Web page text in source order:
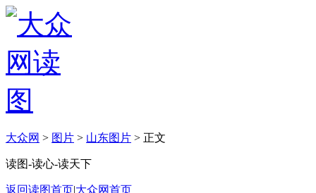
大众网 > 图片 > 山东图片 > 正文
读图-读心-读天下
返回读图首页|大众网首页